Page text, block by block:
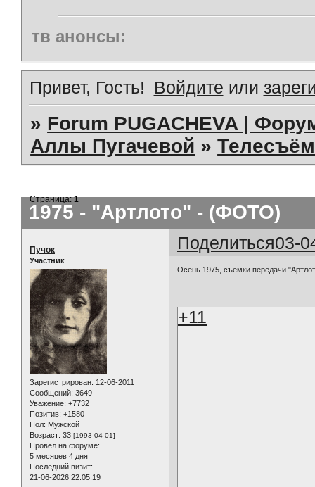
тв анонсы:
Привет, Гость! Войдите или
» Forum PUGACHEVA |
Аллы Пугачевой »
1975 - "Артлото" - (ФОТО)
Страница:1
Поделиться03-
Пучок
Участник
Зарегистрирован: 12-06-2011
Сообщений: 3649
Уважение: +7732
Позитив: +1580
Пол: Мужской
Возраст: 33 [1993-04-01]
Провел на форуме:
5 месяцев 4 дня
Последний визит:
21-06-2026 22:05:19
Осень 1975, съёмки передачи
+11